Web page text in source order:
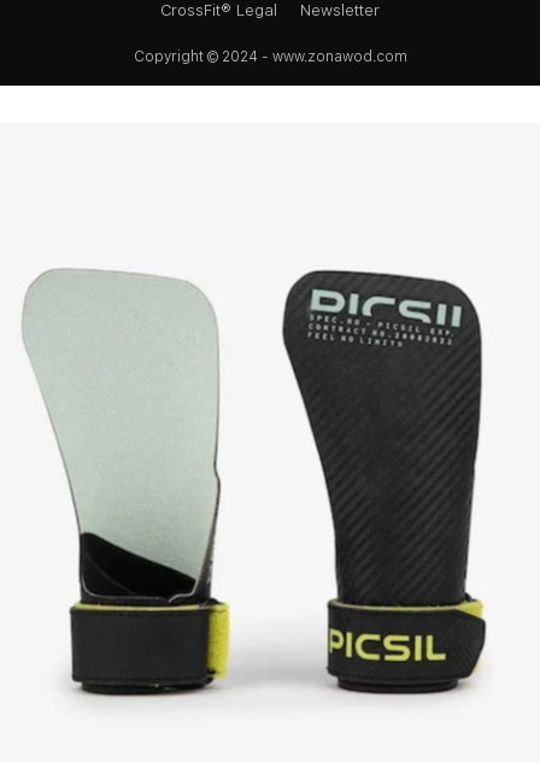
CrossFit® Legal
Newsletter
Copyright © 2024 - www.zonawod.com